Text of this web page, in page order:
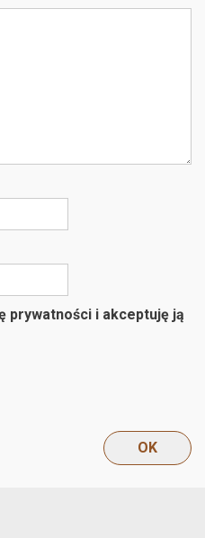
prywatności i akceptuję ją